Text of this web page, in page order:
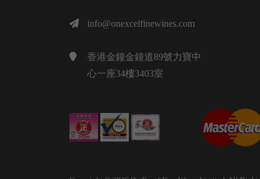
info@onexcelfinewines.com
香港金鐘金鐘道89號力寶中
心一座34樓3403室